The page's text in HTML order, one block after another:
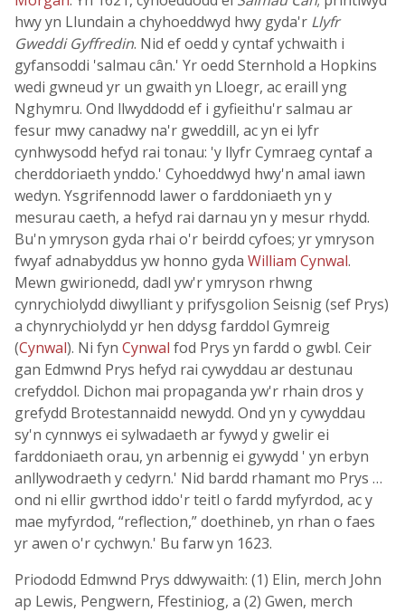
hwy yn Llundain a chyhoeddwyd hwy gyda'r Llyfr
Gweddi Gyffredin. Nid ef oedd y cyntaf ychwaith i
gyfansoddi 'salmau cân.' Yr oedd Sternhold a Hopkins
wedi gwneud yr un gwaith yn Lloegr, ac eraill yng
Nghymru. Ond llwyddodd ef i gyfieithu'r salmau ar
fesur mwy canadwy na'r gweddill, ac yn ei lyfr
cynhwysodd hefyd rai tonau: 'y llyfr Cymraeg cyntaf a
cherddoriaeth ynddo.' Cyhoeddwyd hwy'n amal iawn
wedyn. Ysgrifennodd lawer o farddoniaeth yn y
mesurau caeth, a hefyd rai darnau yn y mesur rhydd.
Bu'n ymryson gyda rhai o'r beirdd cyfoes; yr ymryson
fwyaf adnabyddus yw honno gyda William Cynwal.
Mewn gwirionedd, dadl yw'r ymryson rhwng
cynrychiolydd diwylliant y prifysgolion Seisnig (sef Prys)
a chynrychiolydd yr hen ddysg farddol Gymreig
(Cynwal). Ni fyn Cynwal fod Prys yn fardd o gwbl. Ceir
gan Edmwnd Prys hefyd rai cywyddau ar destunau
crefyddol. Dichon mai propaganda yw'r rhain dros y
grefydd Brotestannaidd newydd. Ond yn y cywyddau
sy'n cynnwys ei sylwadaeth ar fywyd y gwelir ei
farddoniaeth orau, yn arbennig ei gywydd ' yn erbyn
anllywodraeth y cedyrn.' Nid bardd rhamant mo Prys …
ond ni ellir gwrthod iddo'r teitl o fardd myfyrdod, ac y
mae myfyrdod, “reflection,” doethineb, yn rhan o faes
yr awen o'r cychwyn.' Bu farw yn 1623.
Priododd Edmwnd Prys ddwywaith: (1) Elin, merch John
ap Lewis, Pengwern, Ffestiniog, a (2) Gwen, merch